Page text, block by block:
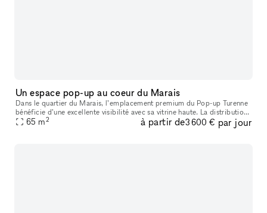
Un espace pop-up au coeur du Marais
Dans le quartier du Marais, l’emplacement premium du Pop-up Turenne
bénéficie d’une excellente visibilité avec sa vitrine haute. La distribution
originale de l’espace, sa mezzanine et son parquet en
65 m2 à partir de3 600 € par jour